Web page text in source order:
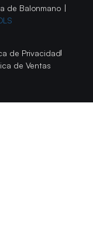
de Balonmano |
de Privacidad
de Ventas